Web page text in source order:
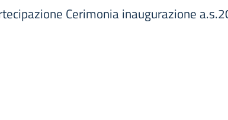
Cerimonia inaugurazione